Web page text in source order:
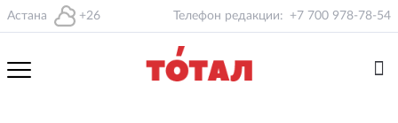
Астана +26 Телефон редакции: +7 700 978-78-54